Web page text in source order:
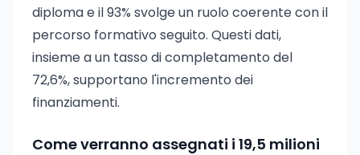
diploma e il 93% svolge un ruolo coerente con il
percorso formativo seguito. Questi dati,
insieme a un tasso di completamento del
72,6%, supportano l'incremento dei
finanziamenti.
Come verranno assegnati i 19,5 milioni